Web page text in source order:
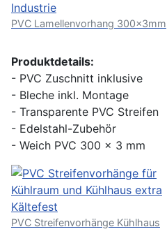
PVC Lamellenvorhang 300x3mm
Produktdetails:
- PVC Zuschnitt inklusive
- Bleche inkl. Montage
- Transparente PVC Streifen
- Edelstahl-Zubehör
- Weich PVC 300 x 3 mm
PVC Streifenvorhänge Kühlhaus